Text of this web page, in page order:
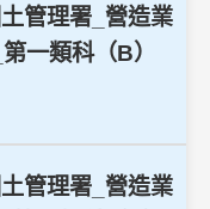
管理署_營造業
一類科（B）
管理署_營造業